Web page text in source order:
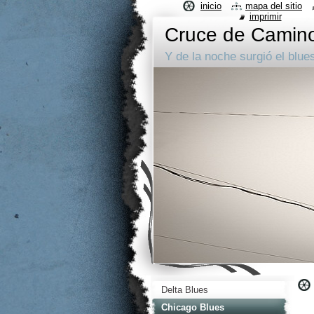
Cruce de
Y de la noche surgió el
Delta Blues
Chicago Blues
inicio mapa del sitio
imprimir